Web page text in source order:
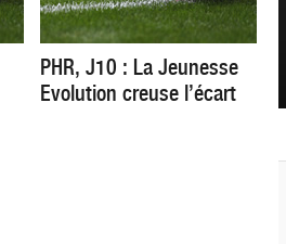
PHR, J10 : La Jeunesse
Evolution creuse l’écart